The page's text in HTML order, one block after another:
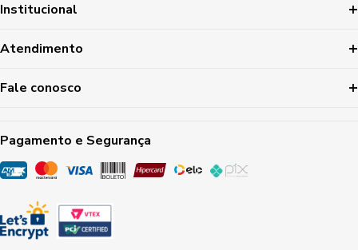
Institucional
Atendimento
Fale conosco
Pagamento e Segurança